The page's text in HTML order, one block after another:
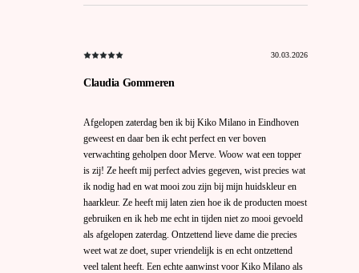
30.03.2026
Claudia Gommeren
Afgelopen zaterdag ben ik bij Kiko Milano in Eindhoven
geweest en daar ben ik echt perfect en ver boven
verwachting geholpen door Merve. Woow wat een topper
is zij! Ze heeft mij perfect advies gegeven, wist precies wat
ik nodig had en wat mooi zou zijn bij mijn huidskleur en
haarkleur. Ze heeft mij laten zien hoe ik de producten moest
gebruiken en ik heb me echt in tijden niet zo mooi gevoeld
als afgelopen zaterdag. Ontzettend lieve dame die precies
weet wat ze doet, super vriendelijk is en echt ontzettend
veel talent heeft. Een echte aanwinst voor Kiko Milano als